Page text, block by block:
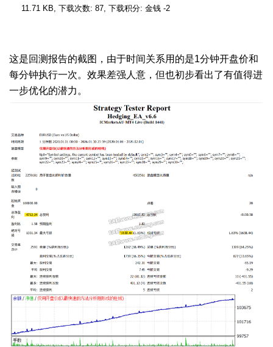
11.71 KB, 下载次数: 87, 下载积分: 金钱 -2
这是回测报告的截图，由于时间关系用的是1分钟开盘价和
每分钟执行一次。效果差强人意，但也初步看出了有值得进
一步优化的潜力。